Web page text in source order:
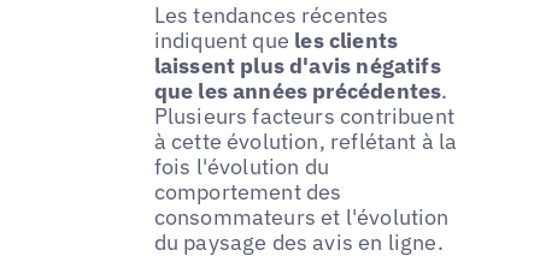
Les tendances récentes
indiquent que les clients
laissent plus d'avis négatifs
que les années précédentes.
Plusieurs facteurs contribuent
à cette évolution, reflétant à la
fois l'évolution du
comportement des
consommateurs et l'évolution
du paysage des avis en ligne.